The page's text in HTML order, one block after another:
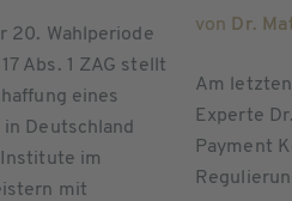
20. Wahlperiode
Abs. 1 ZAG stellt
eines
Deutschland
im
mit
von Dr.
Am
Experte
Payment